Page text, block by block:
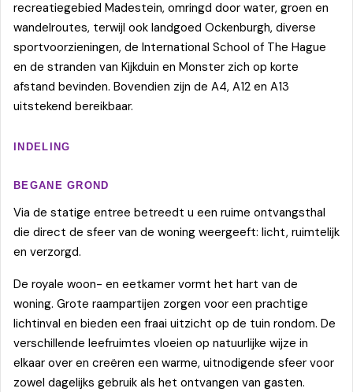
recreatiegebied Madestein, omringd door water, groen en
wandelroutes, terwijl ook landgoed Ockenburgh, diverse
sportvoorzieningen, de International School of The Hague
en de stranden van Kijkduin en Monster zich op korte
afstand bevinden. Bovendien zijn de A4, A12 en A13
uitstekend bereikbaar.
INDELING
BEGANE GROND
Via de statige entree betreedt u een ruime ontvangsthal
die direct de sfeer van de woning weergeeft: licht, ruimtelijk
en verzorgd.
De royale woon- en eetkamer vormt het hart van de
woning. Grote raampartijen zorgen voor een prachtige
lichtinval en bieden een fraai uitzicht op de tuin rondom. De
verschillende leefruimtes vloeien op natuurlijke wijze in
elkaar over en creëren een warme, uitnodigende sfeer voor
zowel dagelijks gebruik als het ontvangen van gasten.